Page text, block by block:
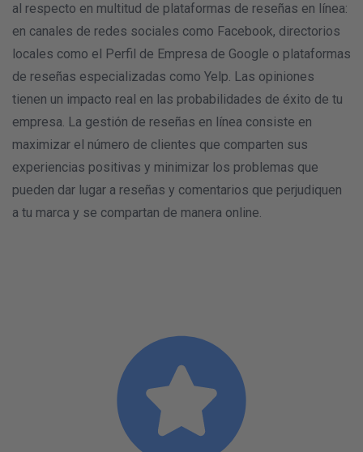
al respecto en multitud de plataformas de reseñas en línea:
en canales de redes sociales como Facebook, directorios
locales como el Perfil de Empresa de Google o plataformas
de reseñas especializadas como Yelp. Las opiniones
tienen un impacto real en las probabilidades de éxito de tu
empresa. La gestión de reseñas en línea consiste en
maximizar el número de clientes que comparten sus
experiencias positivas y minimizar los problemas que
pueden dar lugar a reseñas y comentarios que perjudiquen
a tu marca y se compartan de manera online.